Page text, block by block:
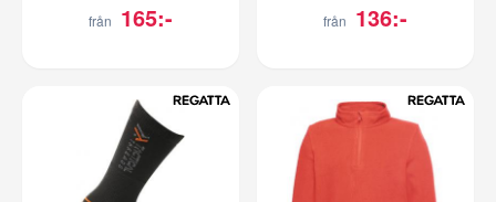
från 165:- från 136:-